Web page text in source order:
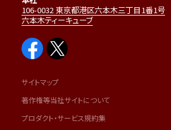
106-0032 東京都港区六本木三丁目1番1号
六本木ティーキューブ
サイトマップ
著作権等当社サイトについて
プロダクト・サービス規約集